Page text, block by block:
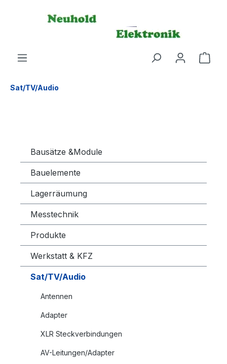
Sat/TV/Audio
Bausätze &Module
Bauelemente
Lagerräumung
Messtechnik
Produkte
Werkstatt & KFZ
Sat/TV/Audio
Antennen
Adapter
XLR Steckverbindungen
AV-Leitungen/Adapter